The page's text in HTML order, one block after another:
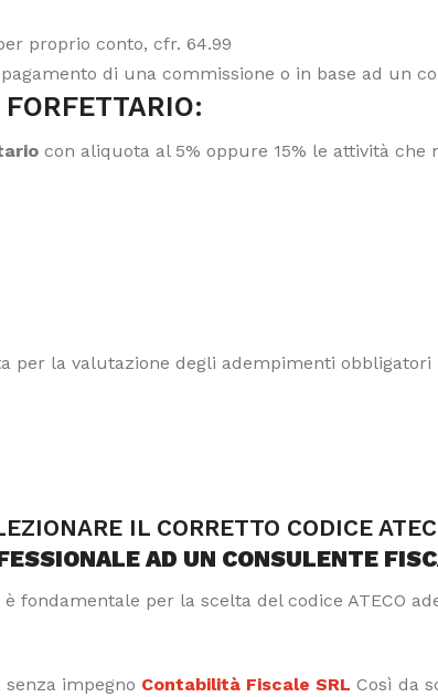
proprio conto, cfr. 64.99
di una commissione o in base ad un
con aliquota al 5% oppure 15% le attività che
per la valutazione degli adempimenti obbligatori
IL CORRETTO CODICE
AD UN CONSULENTE
fondamentale per la scelta del codice ATECO
impegno Contabilità Fiscale SRL Così da